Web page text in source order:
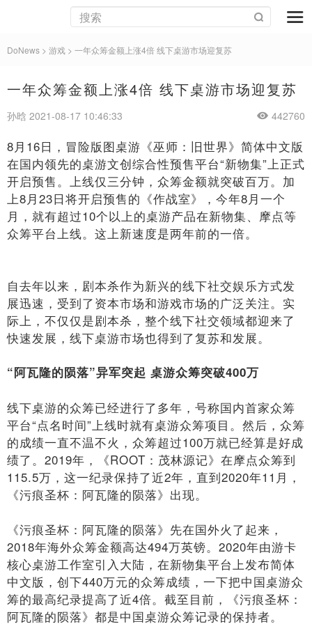
DoNews > 游戏 > 一年众筹金额上涨4倍 线下桌游市场迎复苏
一年众筹金额上涨4倍 线下桌游市场迎复苏
孙晗 2021-08-17 10:46:33 442760
8月16日，冒险版图桌游《巫师：旧世界》简体中文版
在国内领先的桌游文创综合性预售平台“新物集”上正式
开启预售。上线仅三分钟，众筹金额就突破百万。加
上8月23日将开启预售的《作战室》，今年8月一个
月，就有超过10个以上的桌游产品在新物集、摩点等
众筹平台上线。这上新速度是两年前的一倍。
自去年以来，剧本杀作为新兴的线下社交娱乐方式发
展迅速，受到了资本市场和游戏市场的广泛关注。实
际上，不仅仅是剧本杀，整个线下社交领域都迎来了
快速发展，线下桌游市场也得到了复苏和发展。
“阿瓦隆的陨落”异军突起 桌游众筹突破400万
线下桌游的众筹已经进行了多年，号称国内首家众筹
平台“点名时间”上线时就有桌游众筹项目。然后，众筹
的成绩一直不温不火，众筹超过100万就已经算是好成
绩了。2019年，《ROOT：茂林源记》在摩点众筹到
115.5万，这一纪录保持了近2年，直到2020年11月，
《污痕圣杯：阿瓦隆的陨落》出现。
《污痕圣杯：阿瓦隆的陨落》先在国外火了起来，
2018年海外众筹金额高达494万英镑。2020年由游卡
核心桌游工作室引入大陆，在新物集平台上发布简体
中文版，创下440万元的众筹成绩，一下把中国桌游众
筹的最高纪录提高了近4倍。截至目前，《污痕圣杯：
阿瓦隆的陨落》都是中国桌游众筹记录的保持者。